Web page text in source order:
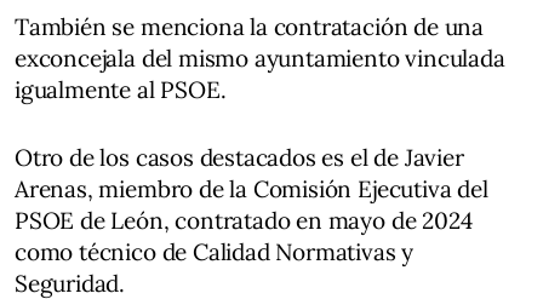
También se menciona la contratación de una
exconcejala del mismo ayuntamiento vinculada
igualmente al PSOE.
Otro de los casos destacados es el de Javier
Arenas, miembro de la Comisión Ejecutiva del
PSOE de León, contratado en mayo de 2024
como técnico de Calidad Normativas y
Seguridad.